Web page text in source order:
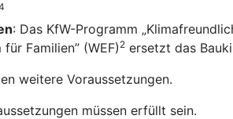
: Das KfW-Programm
Familien” (WEF) 2 ersetzt das
weitere Voraussetzungen.
müssen erfüllt sein.